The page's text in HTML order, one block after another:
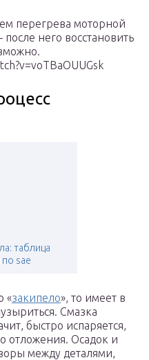
перегрева моторной
него восстановить
таблица
по sae
«закипело», то имеет в
Смазка
быстро испаряется,
отложения. Осадок и
между деталями,